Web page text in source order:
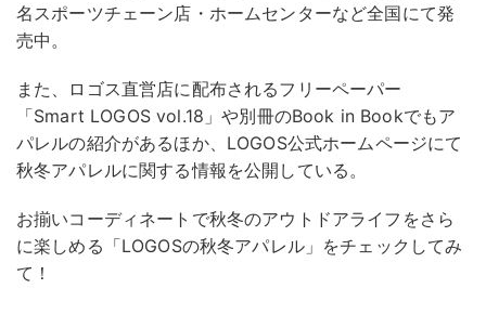
名スポーツチェーン店・ホームセンターなど全国にて発
売中。
また、ロゴス直営店に配布されるフリーペーパー
「Smart LOGOS vol.18」や別冊のBook in Bookでもア
パレルの紹介があるほか、LOGOS公式ホームページにて
秋冬アパレルに関する情報を公開している。
お揃いコーディネートで秋冬のアウトドアライフをさら
に楽しめる「LOGOSの秋冬アパレル」をチェックしてみ
て！